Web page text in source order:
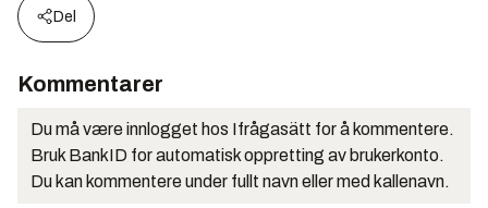
Del
Kommentarer
Du må være innlogget hos Ifrågasätt for å kommentere.
Bruk BankID for automatisk oppretting av brukerkonto.
Du kan kommentere under fullt navn eller med kallenavn.